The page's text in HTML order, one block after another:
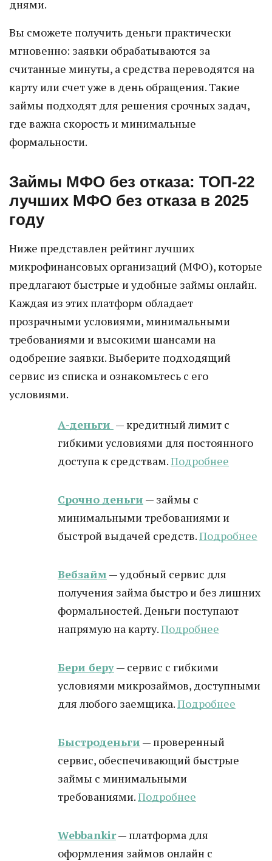
днями.
Вы сможете получить деньги практически
мгновенно: заявки обрабатываются за
считанные минуты, а средства переводятся на
карту или счет уже в день обращения. Такие
займы подходят для решения срочных задач,
где важна скорость и минимальные
формальности.
Займы МФО без отказа: ТОП-22
лучших МФО без отказа в 2025
году
Ниже представлен рейтинг лучших
микрофинансовых организаций (МФО), которые
предлагают быстрые и удобные займы онлайн.
Каждая из этих платформ обладает
прозрачными условиями, минимальными
требованиями и высокими шансами на
одобрение заявки. Выберите подходящий
сервис из списка и ознакомьтесь с его
условиями.
А-деньги — кредитный лимит с
гибкими условиями для постоянного
доступа к средствам.Подробнее
Срочно деньги — займы с
минимальными требованиями и
быстрой выдачей средств.Подробнее
Вебзайм — удобный сервис для
получения займа быстро и без лишних
формальностей. Деньги поступают
напрямую на карту.Подробнее
Бери беру— сервис с гибкими
условиями микрозаймов, доступными
для любого заемщика.Подробнее
Быстроденьги — проверенный
сервис, обеспечивающий быстрые
займы с минимальными
требованиями.Подробнее
Webbankir— платформа для
оформления займов онлайн с